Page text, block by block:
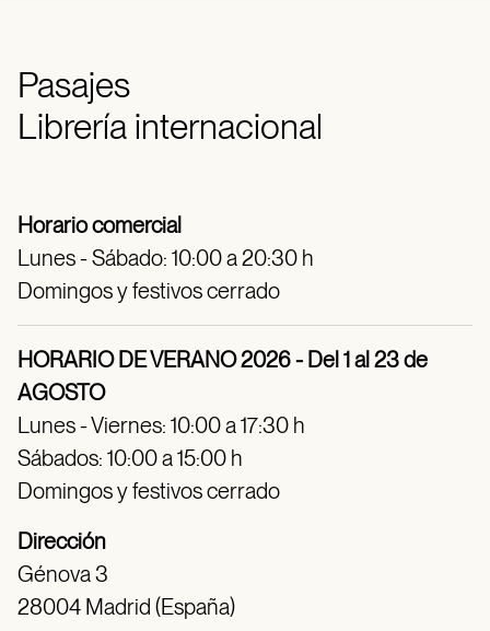
Pasajes
Librería internacional
Horario comercial
Lunes - Sábado: 10:00 a 20:30 h
Domingos y festivos cerrado
HORARIO DE VERANO 2026 - Del 1 al 23 de
AGOSTO
Lunes - Viernes: 10:00 a 17:30 h
Sábados: 10:00 a 15:00 h
Domingos y festivos cerrado
Dirección
Génova 3
28004 Madrid (España)